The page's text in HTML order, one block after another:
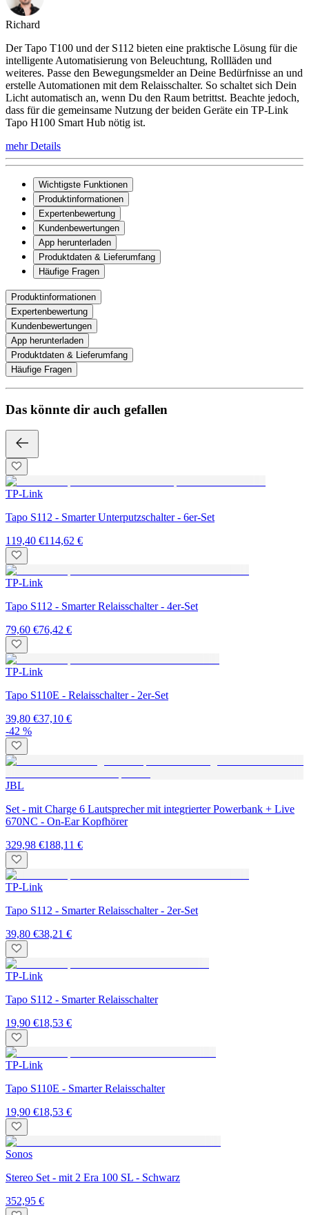
Richard
Der Tapo T100 und der S112 bieten eine praktische Lösung für die
intelligente Automatisierung von Beleuchtung, Rollläden und
weiteres. Passe den Bewegungsmelder an Deine Bedürfnisse an und
erstelle Automationen mit dem Relaisschalter. So schaltet sich Dein
Licht automatisch an, wenn Du den Raum betrittst. Beachte jedoch,
dass für die gemeinsame Nutzung der beiden Geräte ein TP-Link
Tapo H100 Smart Hub nötig ist.
mehr Details
Wichtigste Funktionen
Produktinformationen
Expertenbewertung
Kundenbewertungen
App herunterladen
Produktdaten & Lieferumfang
Häufige Fragen
Produktinformationen
Expertenbewertung
Kundenbewertungen
App herunterladen
Produktdaten & Lieferumfang
Häufige Fragen
Das könnte dir auch gefallen
TP-Link
Tapo S112 - Smarter Unterputzschalter - 6er-Set
119,40 €114,62 €
TP-Link
Tapo S112 - Smarter Relaisschalter - 4er-Set
79,60 €76,42 €
TP-Link
Tapo S110E - Relaisschalter - 2er-Set
39,80 €37,10 €
-42 %
JBL
Set - mit Charge 6 Lautsprecher mit integrierter Powerbank + Live
670NC - On-Ear Kopfhörer
329,98 €188,11 €
TP-Link
Tapo S112 - Smarter Relaisschalter - 2er-Set
39,80 €38,21 €
TP-Link
Tapo S112 - Smarter Relaisschalter
19,90 €18,53 €
TP-Link
Tapo S110E - Smarter Relaisschalter
19,90 €18,53 €
Sonos
Stereo Set - mit 2 Era 100 SL - Schwarz
352,95 €